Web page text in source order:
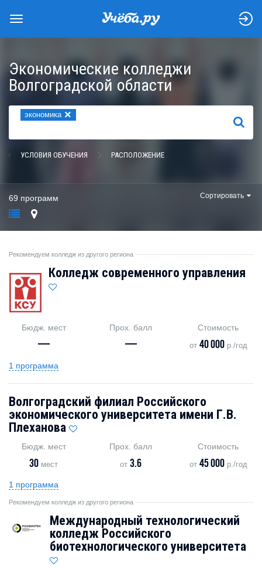
Экономические колледжи
Волгоградской области
экономика ×
НАЙТИ
УСЛОВИЯ ОБУЧЕНИЯ РАСПОЛОЖЕНИЕ
69 программ Сортировать
Рекомендуем колледж из другого региона
Колледж современного управления
Бюдж. мест
—
Прох. балл
—
Стоимость
от 40 000р./год
1 программа
Волгоградский филиал Российского
экономического университета имени Г.В.
Плеханова
Бюдж. мест
30 мест
Прох. балл
от3.6
Стоимость
от 45 000р./год
1 программа
Рекомендуем колледж из другого региона
Международный технологический
колледж Российского
биотехнологического университета